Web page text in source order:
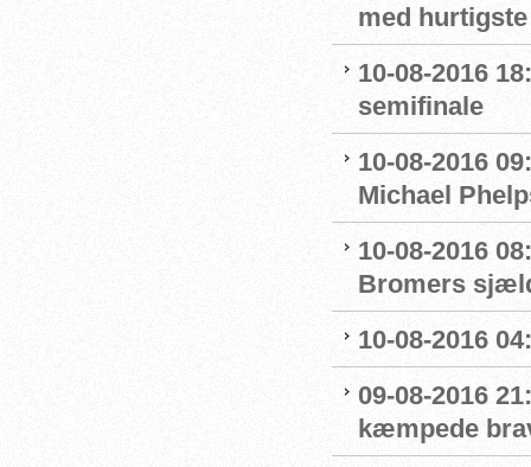
med
10-08-2016
semifinale
10-08-2016
Michael
10-08-2016
Bromers
10-08-2016
09-08-2016
kæmpede